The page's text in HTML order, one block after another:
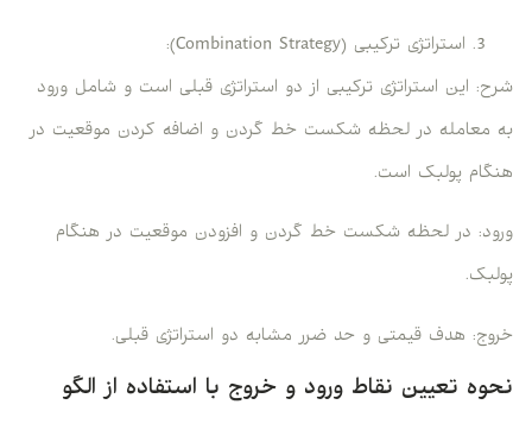
استراتژی ترکیبی (Combination Strategy):
شرح: این استراتژی ترکیبی از دو استراتژی قبلی است و شامل ورود
به معامله در لحظه شکست خط گردن و اضافه کردن موقعیت در
هنگام پولبک است.
ورود: در لحظه شکست خط گردن و افزودن موقعیت در هنگام
پولبک.
خروج: هدف قیمتی و حد ضرر مشابه دو استراتژی قبلی.
نحوه تعیین نقاط ورود و خروج با استفاده از الگو